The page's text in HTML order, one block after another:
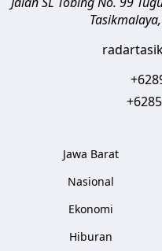
Tasikmalaya,
Jawa Barat
Nasional
Ekonomi
Hiburan